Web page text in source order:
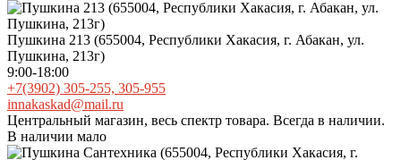
Пушкина 213 (655004, Республики Хакасия, г. Абакан, ул.
Пушкина, 213г)
9:00-18:00
+7(3902) 305-255, 305-955
innakaskad@mail.ru
Центральный магазин, весь спектр товара. Всегда в наличии.
В наличии мало